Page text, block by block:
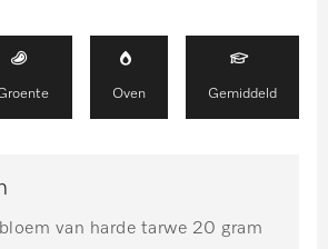
Oven Gemiddeld
van harde tarwe 20 gram